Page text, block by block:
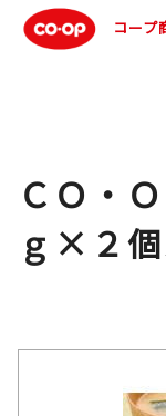
コープ
ＣＯ・
ｇ×２